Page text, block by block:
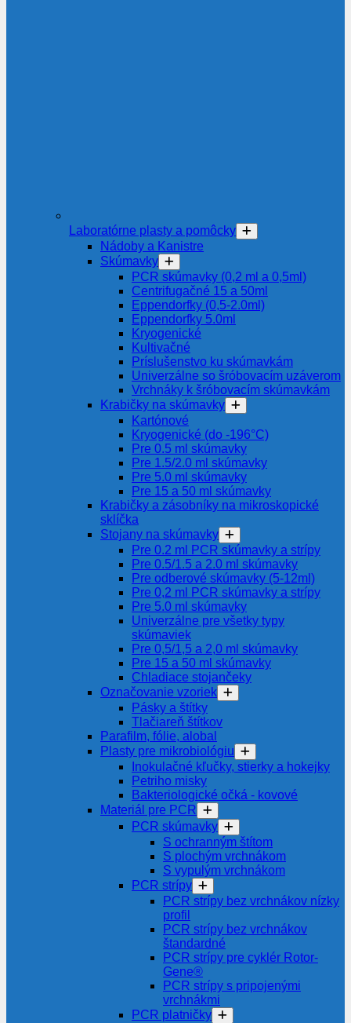
Laboratórne plasty a pomôcky
Nádoby a Kanistre
Skúmavky
PCR skúmavky (0,2 ml a 0,5ml)
Centrifugačné 15 a 50ml
Eppendorfky (0,5-2.0ml)
Eppendorfky 5.0ml
Kryogenické
Kultivačné
Príslušenstvo ku skúmavkám
Univerzálne so šróbovacím uzáverom
Vrchnáky k šróbovacím skúmavkám
Krabičky na skúmavky
Kartónové
Kryogenické (do -196°C)
Pre 0.5 ml skúmavky
Pre 1.5/2.0 ml skúmavky
Pre 5.0 ml skúmavky
Pre 15 a 50 ml skúmavky
Krabičky a zásobníky na mikroskopické
sklíčka
Stojany na skúmavky
Pre 0.2 ml PCR skúmavky a strípy
Pre 0.5/1.5 a 2.0 ml skúmavky
Pre odberové skúmavky (5-12ml)
Pre 0,2 ml PCR skúmavky a strípy
Pre 5.0 ml skúmavky
Univerzálne pre všetky typy
skúmaviek
Pre 0,5/1,5 a 2,0 ml skúmavky
Pre 15 a 50 ml skúmavky
Chladiace stojančeky
Označovanie vzoriek
Pásky a štítky
Tlačiareň štítkov
Parafilm, fólie, alobal
Plasty pre mikrobiológiu
Inokulačné kľučky, stierky a hokejky
Petriho misky
Bakteriologické očká - kovové
Materiál pre PCR
PCR skúmavky
S ochranným štítom
S plochým vrchnákom
S vypulým vrchnákom
PCR strípy
PCR strípy bez vrchnákov nízky
profil
PCR strípy bez vrchnákov
štandardné
PCR strípy pre cyklér Rotor-
Gene®
PCR strípy s pripojenými
vrchnákmi
PCR platničky